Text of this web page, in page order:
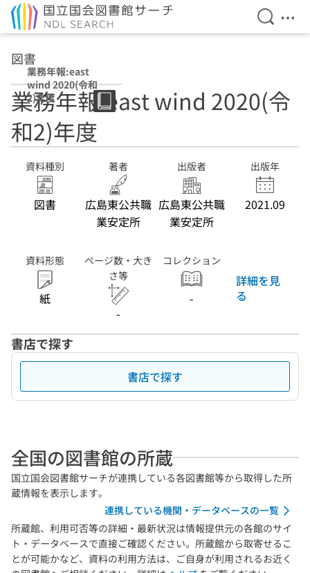
検索を
メ
図書
業務年報:east
wind 2020(令和
2)年度
業務年報:east wind 2020(令
和2)年度
資料種別
図書
著者
広島東公共職
業安定所
出版者
広島東公共職
業安定所
出版年
2021.09
資料形態
紙
ページ数・大き
さ等
-
コレクション
-
詳細を見
る
書店で探す
書店で探す
全国の図書館の所蔵
国立国会図書館サーチが連携している各図書館等から取得した所
蔵情報を表示します。
連携している機関・データベースの一覧
所蔵館、利用可否等の詳細・最新状況は情報提供元の各館のサイ
ト・データベースで直接ご確認ください。所蔵館から取寄せるこ
とが可能かなど、資料の利用方法は、ご自身が利用されるお近く